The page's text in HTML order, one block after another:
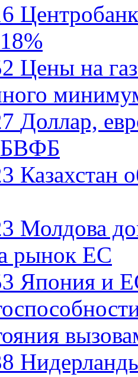
Цены на
Доллар,
БВФБ
Казахстан
Молдова
рынок ЕС
Япония и